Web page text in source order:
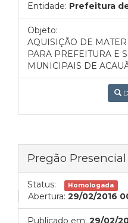
Entidade: Prefeitura
Objeto:
AQUISIÇÃO DE
PARA PREFEITURA E
MUNICIPAIS DE
Pregão Presencial
Status: Homologada
Abertura: 29/02/2016
Publicado em: 29/02/